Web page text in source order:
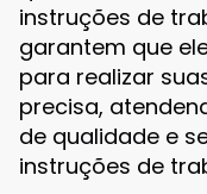
instruções de
garantem que
para realizar
precisa,
de qualidade e
instruções de